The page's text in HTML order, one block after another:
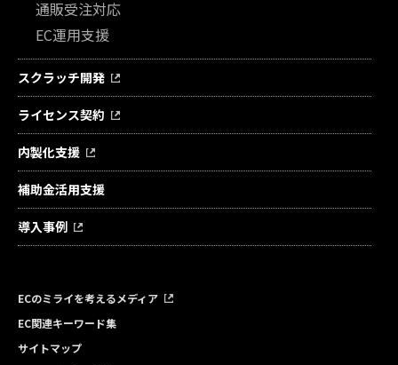
通販受注対応
EC運用支援
スクラッチ開発
ライセンス契約
内製化支援
補助金活用支援
導入事例
ECのミライを考えるメディア
EC関連キーワード集
サイトマップ